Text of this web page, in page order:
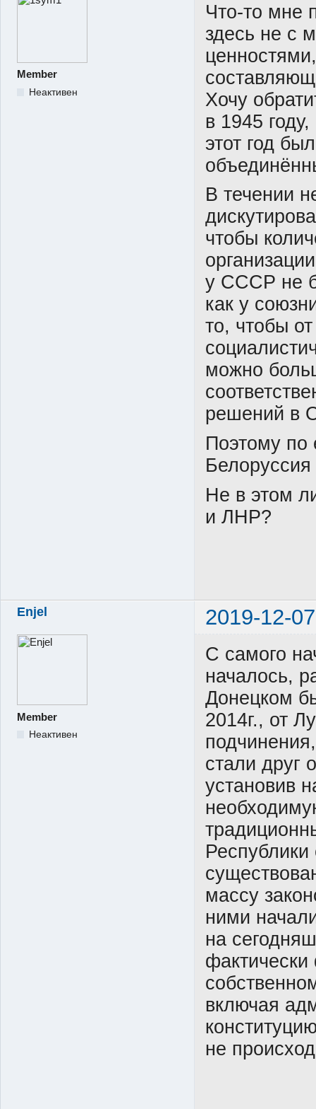
Member
Неактивен
Что-то мне
здесь не с
Хочу
в 1945
этот год
В течении
чтобы
у СССР не
как у
то, чтобы
можно
решений в
Поэтому по
Не в этом
и ЛНР?
Enjel 2019-12-
Member
Неактивен
С самого
началось,
Донецком
2014г., от
стали друг
установив
Республики
массу
ними
на
включая
не